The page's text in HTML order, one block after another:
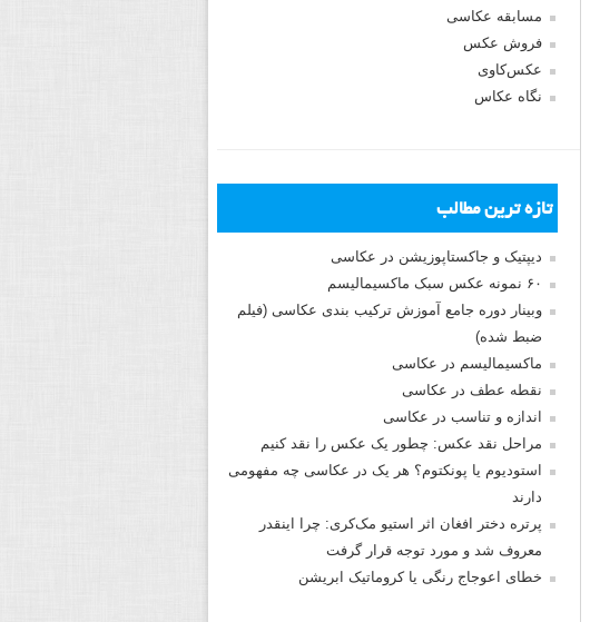
مسابقه عکاسی
فروش عکس
عکس‌کاوی
نگاه عکاس
تازه ترین مطالب
دیپتیک و جاکستا‌پوزیشن در عکاسی
۶۰ نمونه عکس سبک ماکسیمالیسم
وبینار دوره جامع آموزش ترکیب بندی عکاسی (فیلم
ضبط شده)
ماکسیمالیسم در عکاسی
نقطه عطف در عکاسی
اندازه و تناسب در عکاسی
مراحل نقد عکس: چطور یک عکس را نقد کنیم
استودیوم یا پونکتوم؟ هر یک در عکاسی چه مفهومی
دارند
پرتره دختر افغان اثر استیو مک‌کری: چرا اینقدر
معروف شد و مورد توجه قرار گرفت
خطای اعوجاج رنگی یا کروماتیک ابریشن